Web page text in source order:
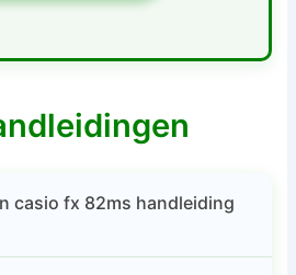
casio fx 82ms handleiding